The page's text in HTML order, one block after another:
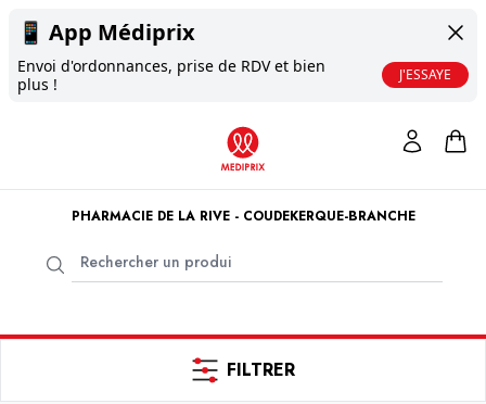
📱 App Médiprix
Envoi d'ordonnances, prise de RDV et bien
plus !
J'ESSAYE
PHARMACIE DE LA RIVE - COUDEKERQUE-BRANCHE
FILTRER